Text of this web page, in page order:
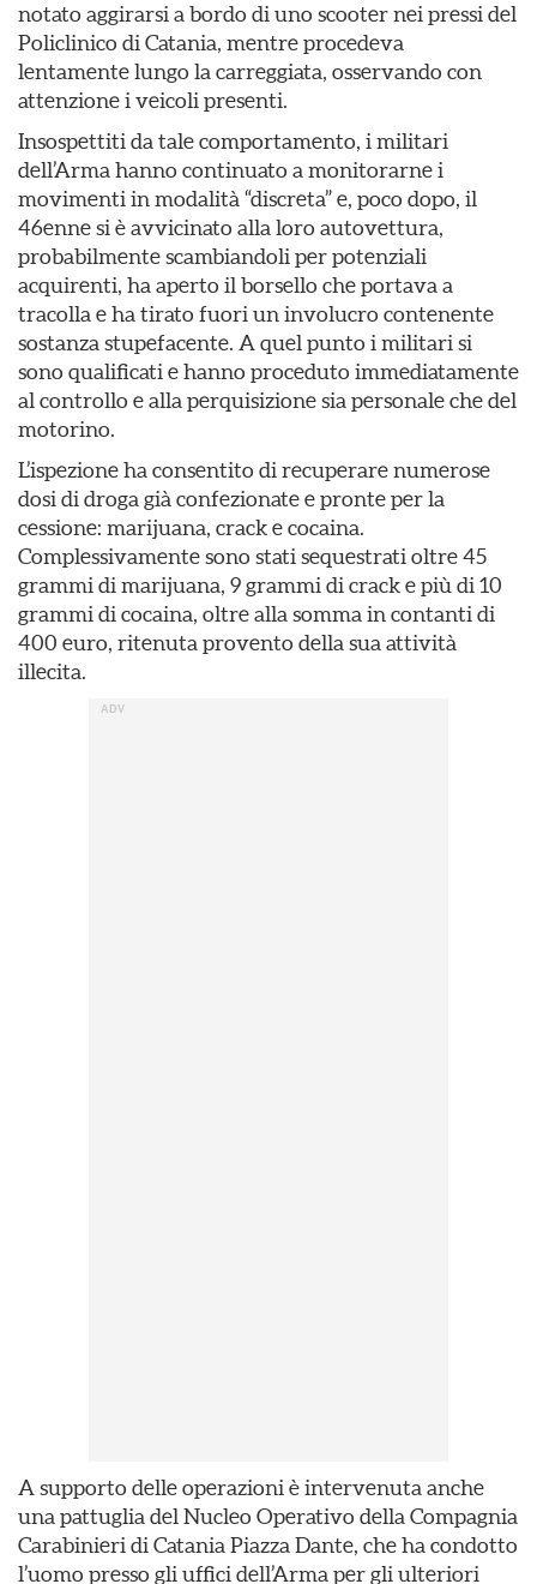
notato aggirarsi a bordo di uno scooter nei pressi del
Policlinico di Catania, mentre procedeva
lentamente lungo la carreggiata, osservando con
attenzione i veicoli presenti.
Insospettiti da tale comportamento, i militari
dell’Arma hanno continuato a monitorarne i
movimenti in modalità “discreta” e, poco dopo, il
46enne si è avvicinato alla loro autovettura,
probabilmente scambiandoli per potenziali
acquirenti, ha aperto il borsello che portava a
tracolla e ha tirato fuori un involucro contenente
sostanza stupefacente. A quel punto i militari si
sono qualificati e hanno proceduto immediatamente
al controllo e alla perquisizione sia personale che del
motorino.
L’ispezione ha consentito di recuperare numerose
dosi di droga già confezionate e pronte per la
cessione: marijuana, crack e cocaina.
Complessivamente sono stati sequestrati oltre 45
grammi di marijuana, 9 grammi di crack e più di 10
grammi di cocaina, oltre alla somma in contanti di
400 euro, ritenuta provento della sua attività
illecita.
A supporto delle operazioni è intervenuta anche
una pattuglia del Nucleo Operativo della Compagnia
Carabinieri di Catania Piazza Dante, che ha condotto
l’uomo presso gli uffici dell’Arma per gli ulteriori